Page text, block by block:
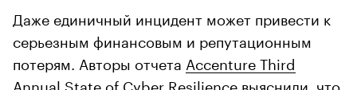
Даже единичный инцидент может привести к
серьезным финансовым и репутационным
потерям. Авторы отчета Accenture Third
Annual State of Cyber Resilience выяснили, что